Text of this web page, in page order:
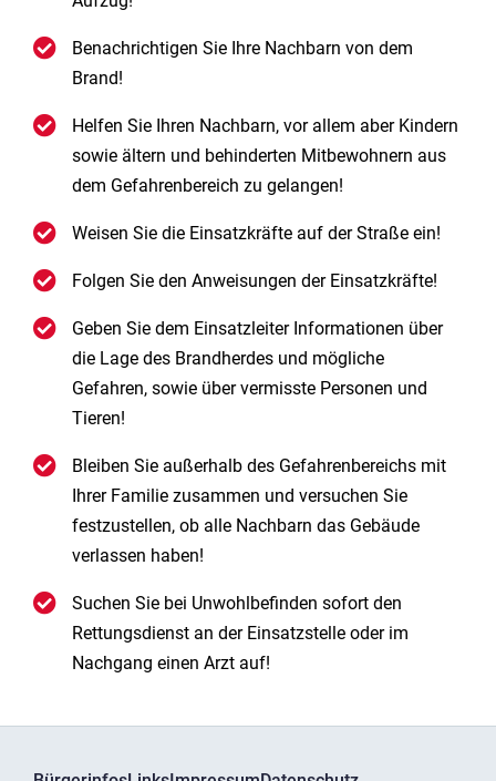
Benachrichtigen Sie Ihre Nachbarn von dem
Brand!
Helfen Sie Ihren Nachbarn, vor allem aber Kindern
sowie ältern und behinderten Mitbewohnern aus
dem Gefahrenbereich zu gelangen!
Weisen Sie die Einsatzkräfte auf der Straße ein!
Folgen Sie den Anweisungen der Einsatzkräfte!
Geben Sie dem Einsatzleiter Informationen über
die Lage des Brandherdes und mögliche
Gefahren, sowie über vermisste Personen und
Tieren!
Bleiben Sie außerhalb des Gefahrenbereichs mit
Ihrer Familie zusammen und versuchen Sie
festzustellen, ob alle Nachbarn das Gebäude
verlassen haben!
Suchen Sie bei Unwohlbefinden sofort den
Rettungsdienst an der Einsatzstelle oder im
Nachgang einen Arzt auf!